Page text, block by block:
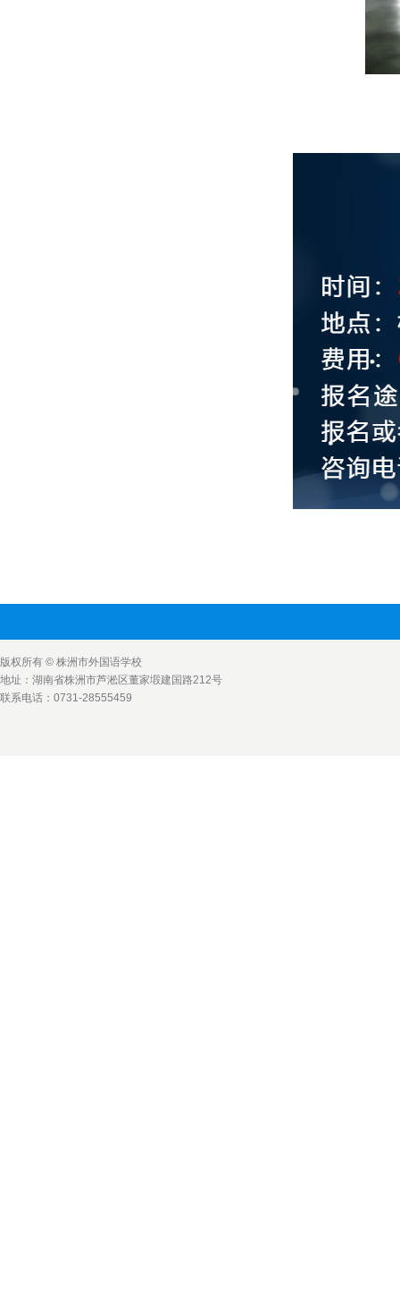
版权所有 © 株洲市外国语学校
地址：湖南省株洲市芦淞区董家塅建国路212号
联系电话：0731-28555459